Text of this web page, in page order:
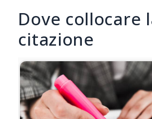
Dove collocare
citazione